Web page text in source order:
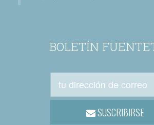
BOLETÍN
SUSCRIBIRSE